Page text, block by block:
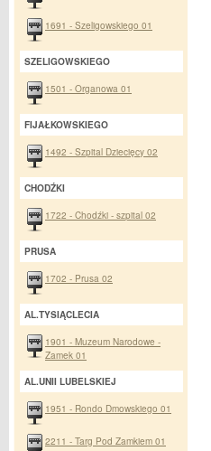
1691 - Szeligowskiego 01
SZELIGOWSKIEGO
1501 - Organowa 01
FIJAŁKOWSKIEGO
1492 - Szpital Dziecięcy 02
CHODŹKI
1722 - Chodźki - szpital 02
PRUSA
1702 - Prusa 02
AL.TYSIĄCLECIA
1901 - Muzeum Narodowe -
Zamek 01
AL.UNII LUBELSKIEJ
1951 - Rondo Dmowskiego 01
2211 - Targ Pod Zamkiem 01